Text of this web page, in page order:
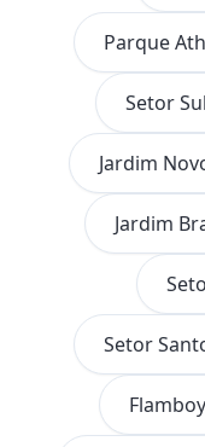
Parque
Setor Sul
Jardim
Jardim
Setor